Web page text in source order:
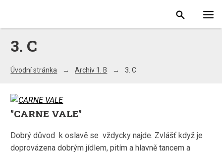
3. C
Úvodní stránka Archiv 1. B 3. C
"CARNE VALE"
Dobrý důvod k oslavě se vždycky najde. Zvlášť když je
doprovázena dobrým jídlem, pitím a hlavně tancem a